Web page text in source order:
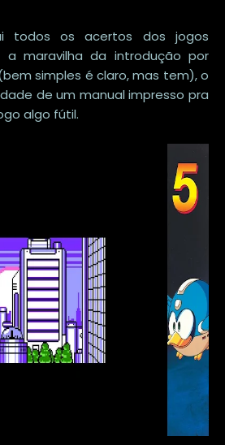
todos os acertos dos jogos
a maravilha da introdução por
simples é claro, mas tem), o
de um manual impresso pra
algo fútil.